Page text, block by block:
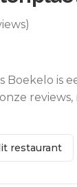
Boekelo is
restaurant